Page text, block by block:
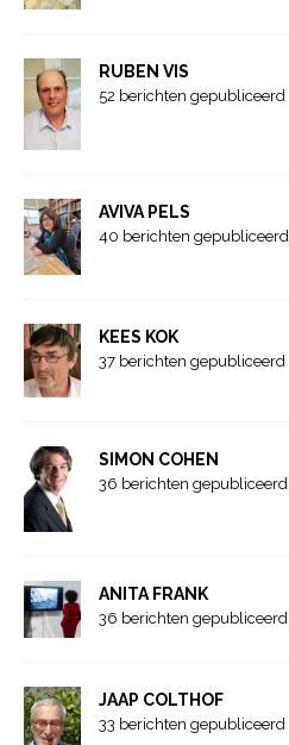
RUBEN VIS
52 berichten gepubliceerd
AVIVA PELS
40 berichten gepubliceerd
KEES KOK
37 berichten gepubliceerd
SIMON COHEN
36 berichten gepubliceerd
ANITA FRANK
36 berichten gepubliceerd
JAAP COLTHOF
33 berichten gepubliceerd